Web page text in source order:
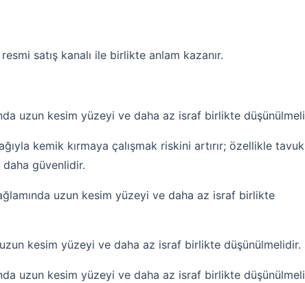
satış kanalı ile birlikte anlam kazanır.
uzun kesim yüzeyi ve daha az israf birlikte
kemik kırmaya çalışmak riskini artırır; özellikle tavuk
daha güvenlidir.
uzun kesim yüzeyi ve daha az israf birlikte
kesim yüzeyi ve daha az israf birlikte düşünülmelidir.
uzun kesim yüzeyi ve daha az israf birlikte